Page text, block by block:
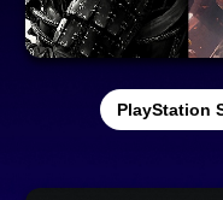
PlayStation